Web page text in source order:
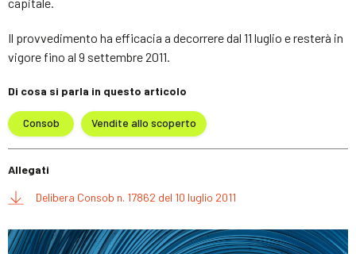
Il provvedimento ha efficacia a decorrere dal 11 luglio e resterà in
vigore fino al 9 settembre 2011.
Di cosa si parla in questo articolo
Consob Vendite allo scoperto
Allegati
Delibera Consob n. 17862 del 10 luglio 2011